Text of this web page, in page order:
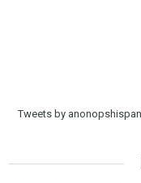
Tweets by